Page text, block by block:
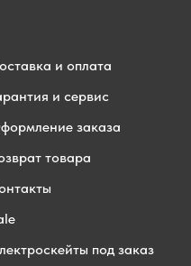
и оплата
и сервис
заказа
товара
под заказ